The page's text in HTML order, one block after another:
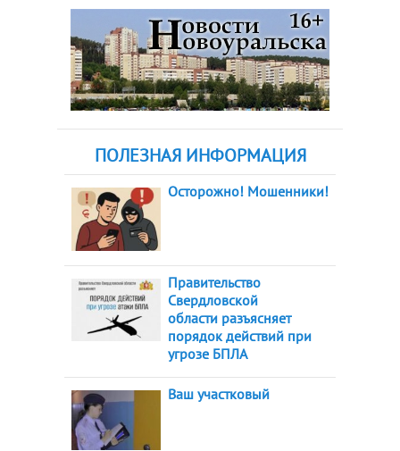
ПОЛЕЗНАЯ ИНФОРМАЦИЯ
Осторожно! Мошенники!
Правительство
Свердловской
области разъясняет
порядок действий при
угрозе БПЛА
Ваш участковый